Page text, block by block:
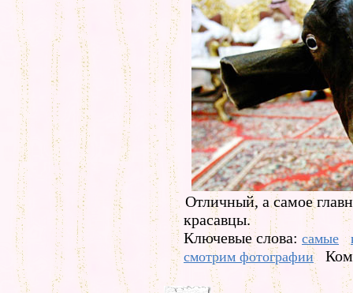
Отличный, а самое
красавцы.
Ключевые слова: самые
смотрим фотографии